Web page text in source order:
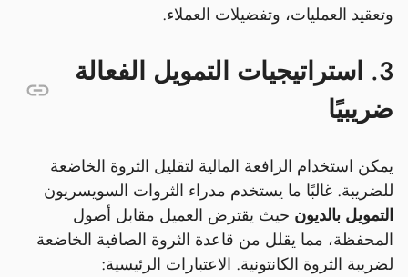
وتعقيد العمليات، وتفضيلات العملاء.
3. استراتيجيات التمويل الفعالة
ضريبيًا
يمكن استخدام الرافعة المالية لتقليل الثروة الخاضعة
للضريبة. غالبًا ما يستخدم مدراء الثروات السويسريون
التمويل بالديون حيث يقترض العميل مقابل أصول
المحفظة، مما يقلل من قاعدة الثروة الصافية الخاضعة
لضريبة الثروة الكانتونية. الاعتبارات الرئيسية: